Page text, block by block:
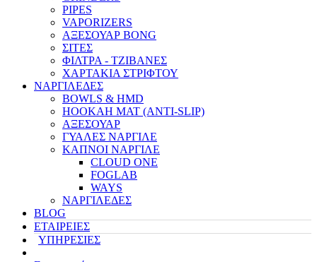
PIPES
VAPORIZERS
ΑΞΕΣΟΥΑΡ BONG
ΣΙΤΕΣ
ΦΙΛΤΡΑ - ΤΖΙΒΑΝΕΣ
ΧΑΡΤΑΚΙΑ ΣΤΡΙΦΤΟΥ
ΝΑΡΓΙΛΕΔΕΣ
BOWLS & HMD
HOOKAH MAT (ANTI-SLIP)
ΑΞΕΣΟΥΑΡ
ΓΥΑΛΕΣ ΝΑΡΓΙΛΕ
ΚΑΠΝΟΙ ΝΑΡΓΙΛΕ
CLOUD ONE
FOGLAB
WAYS
ΝΑΡΓΙΛΕΔΕΣ
BLOG
ΕΤΑΙΡΕΙΕΣ
ΥΠΗΡΕΣΙΕΣ